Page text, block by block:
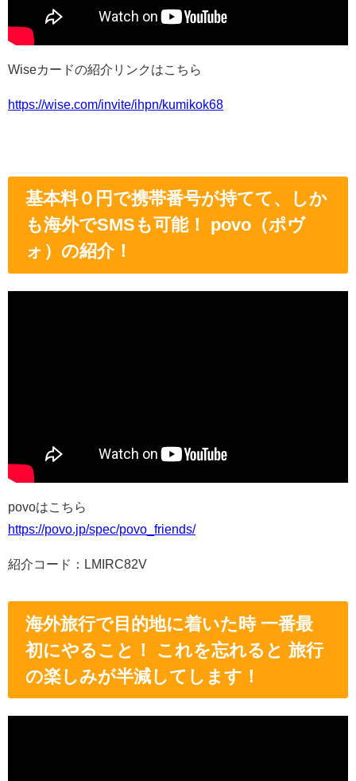
Wiseカードの紹介リンクはこちら
https://wise.com/invite/ihpn/kumikok68
基本料０円で携帯番号が持てて、しか
も海外でSMSも可能！ povo（ポヴ
ォ）の紹介！
povoはこちら
https://povo.jp/spec/povo_friends/
紹介コード： LMIRC82V
海外旅行で目的地に着いた時 一番最
初にやること！ これを忘れると 旅行
の楽しみが半減してします！